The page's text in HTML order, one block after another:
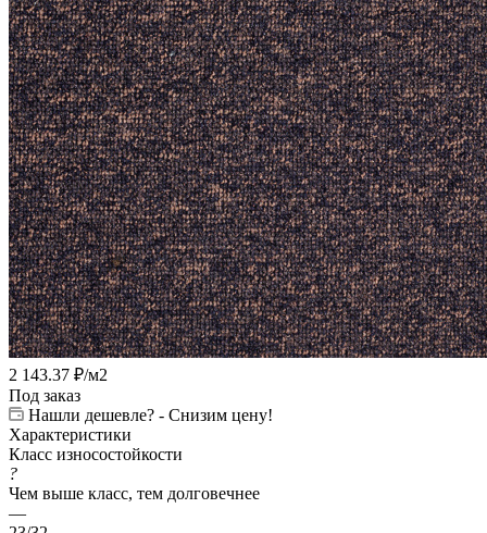
2 143.37 ₽/м2
Под заказ
Нашли дешевле? - Снизим цену!
Характеристики
Класс износостойкости
?
Чем выше класс, тем долговечнее
—